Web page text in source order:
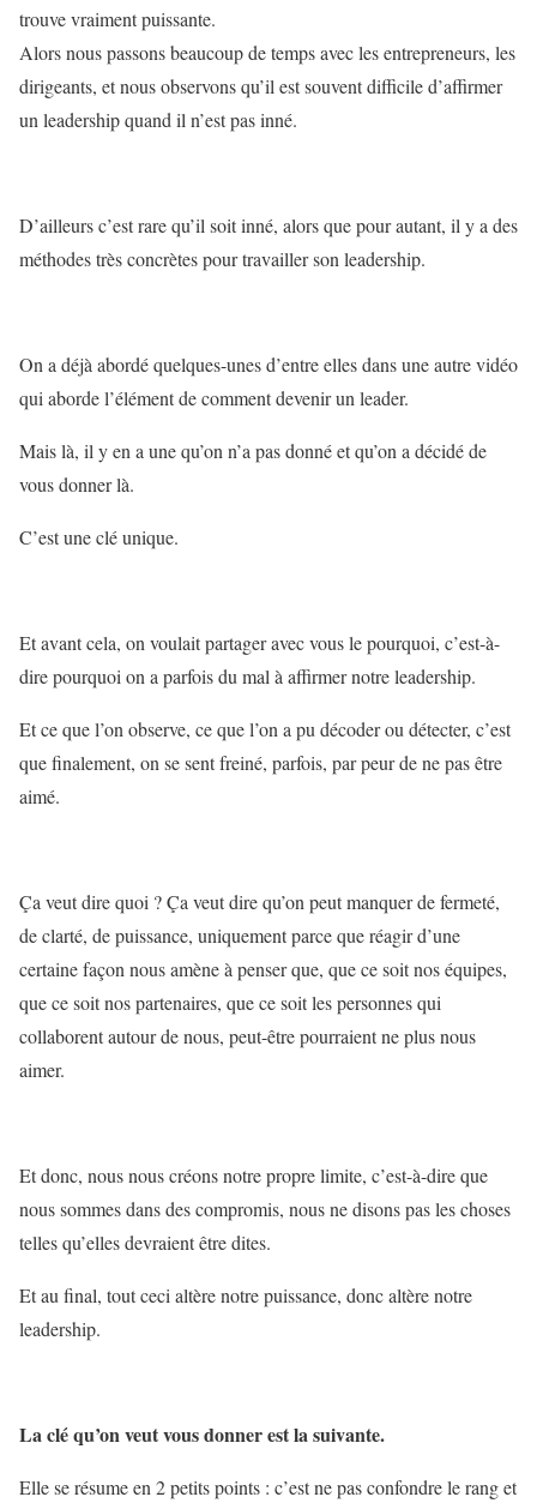
trouve vraiment puissante.
Alors nous passons beaucoup de temps avec les entrepreneurs, les
dirigeants, et nous observons qu’il est souvent difficile d’affirmer
un leadership quand il n’est pas inné.
D’ailleurs c’est rare qu’il soit inné, alors que pour autant, il y a des
méthodes très concrètes pour travailler son leadership.
On a déjà abordé quelques-unes d’entre elles dans une autre vidéo
qui aborde l’élément de comment devenir un leader.
Mais là, il y en a une qu’on n’a pas donné et qu’on a décidé de
vous donner là.
C’est une clé unique.
Et avant cela, on voulait partager avec vous le pourquoi, c’est-à-
dire pourquoi on a parfois du mal à affirmer notre leadership.
Et ce que l’on observe, ce que l’on a pu décoder ou détecter, c’est
que finalement, on se sent freiné, parfois, par peur de ne pas être
aimé.
Ça veut dire quoi ? Ça veut dire qu’on peut manquer de fermeté,
de clarté, de puissance, uniquement parce que réagir d’une
certaine façon nous amène à penser que, que ce soit nos équipes,
que ce soit nos partenaires, que ce soit les personnes qui
collaborent autour de nous, peut-être pourraient ne plus nous
aimer.
Et donc, nous nous créons notre propre limite, c’est-à-dire que
nous sommes dans des compromis, nous ne disons pas les choses
telles qu’elles devraient être dites.
Et au final, tout ceci altère notre puissance, donc altère notre
leadership.
La clé qu’on veut vous donner est la suivante.
Elle se résume en 2 petits points : c’est ne pas confondre le rang et